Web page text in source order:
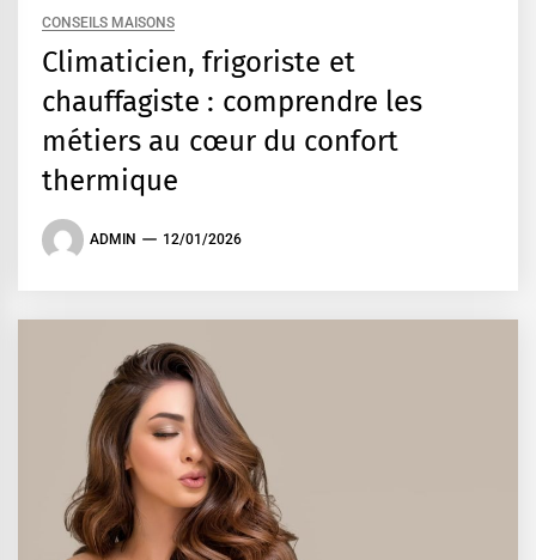
CONSEILS MAISONS
Climaticien, frigoriste et
chauffagiste : comprendre les
métiers au cœur du confort
thermique
ADMIN 12/01/2026